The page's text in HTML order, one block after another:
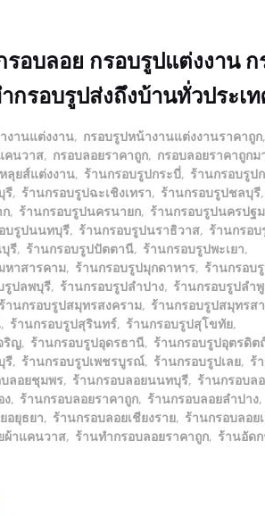
อบลอย กรอบรูปแต่งงาน
รอบรูปส่งถึงบ้านทั่วประเ
งานแต่งงาน, กรอบรูปหน้างานแต่งงานราคาถูก,
คนวาส, กรอบลอยราคาถูก, กรอบลอยราคาถูกม
ลุยส์แต่งงาน, ร้านกรอบรูปกระบี่, ร้านกรอบรูป
รี, ร้านกรอบรูปฉะเชิงเทรา, ร้านกรอบรูปชลบุรี,
, ร้านกรอบรูปนครนายก, ร้านกรอบรูปนครปฐม
บรูปนนทบุรี, ร้านกรอบรูปนราธิวาส, ร้านกรอ
รี, ร้านกรอบรูปปัตตานี, ร้านกรอบรูปพะเยา,
หาสารคาม, ร้านกรอบรูปมุกดาหาร, ร้านกรอบ
รูปลพบุรี, ร้านกรอบรูปลำปาง, ร้านกรอบรูปลำ
ร้านกรอบรูปสมุทรสงคราม, ร้านกรอบรูปสมุทรส
, ร้านกรอบรูปสุรินทร์, ร้านกรอบรูปสุโขทัย,
ริญ, ร้านกรอบรูปอุดรธานี, ร้านกรอบรูปอุตรดิต
รี, ร้านกรอบรูปเพชรบูรณ์, ร้านกรอบรูปเลย, ร้
ลอยชุมพร, ร้านกรอบลอยนนทบุรี, ร้านกรอบล
ง, ร้านกรอบลอยราคาถูก, ร้านกรอบลอยลำปาง,
อยุธยา, ร้านกรอบลอยเชียงราย, ร้านกรอบลอย
ผ้าแคนวาส, ร้านทำกรอบลอยราคาถูก, ร้านอัด